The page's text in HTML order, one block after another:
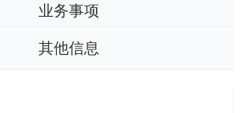
业务事项
其他信息